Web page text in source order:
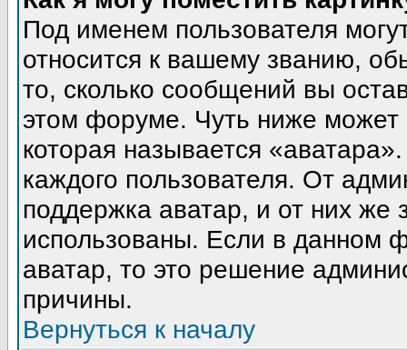
Под именем пользователя
относится к вашему званию,
то, сколько сообщений вы
этом форуме. Чуть ниже может
которая называется
каждого пользователя. От
поддержка аватар, и от них же
использованы. Если в данном
аватар, то это решение
причины.
Вернуться к началу